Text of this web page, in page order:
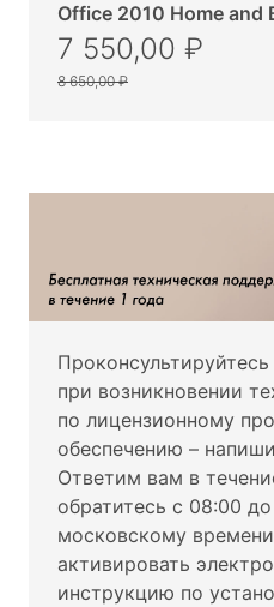
Office 2010 Home and
7 550,00 ₽
8 650,00 ₽
при возникновении
по лицензионному
обеспечению –
Ответим вам в
обратитесь с 08:00
московскому
активировать
инструкцию по